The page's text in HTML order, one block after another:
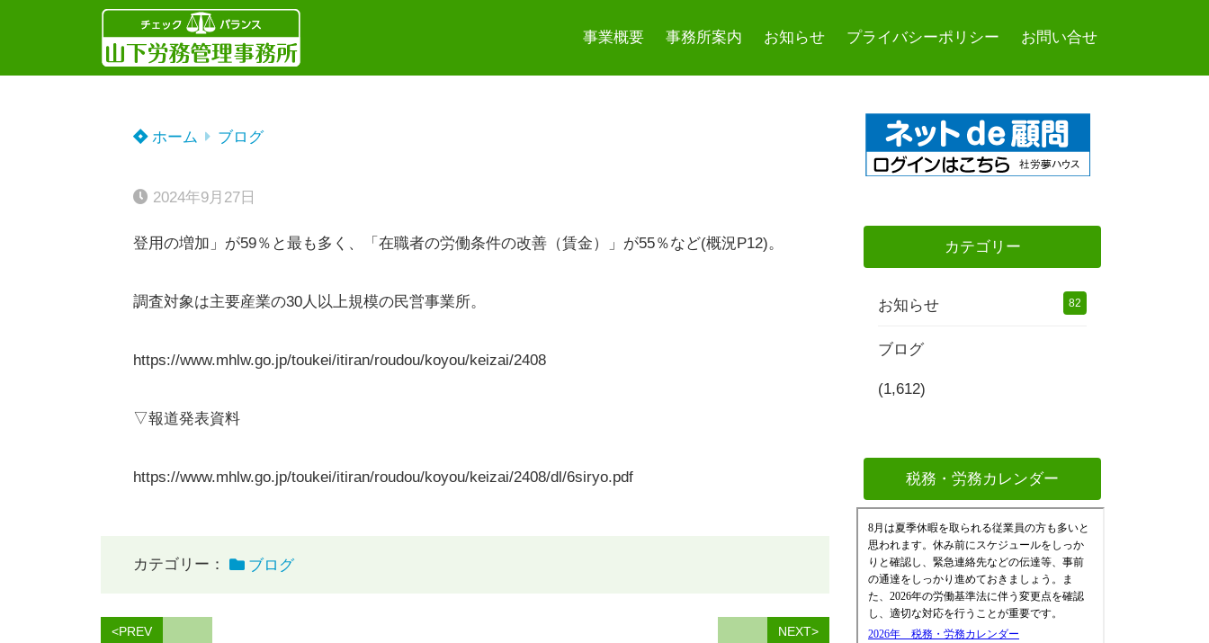
事業概要 事務所案内 お知らせ プライバシーポリシー お問い合せ
ホーム ブログ
2024年9月27日
登用の増加」が59％と最も多く、「在職者の労働条件の改善（賃金）」が55％など(概況P12)。
調査対象は主要産業の30人以上規模の民営事業所。
https://www.mhlw.go.jp/toukei/itiran/roudou/koyou/keizai/2408
▽報道発表資料
https://www.mhlw.go.jp/toukei/itiran/roudou/koyou/keizai/2408/dl/6siryo.pdf
カテゴリー： ブログ
<PREV NEXT>
カテゴリー
お知らせ 82
ブログ
(1,612)
税務・労務カレンダー